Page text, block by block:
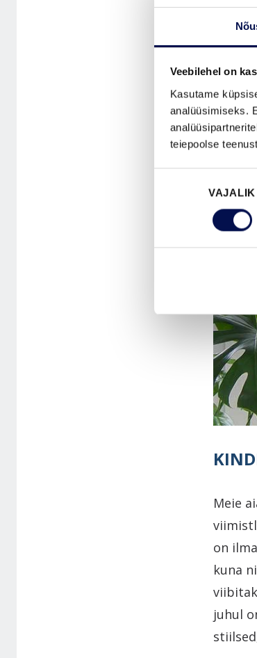
Veebilehel on
Kasutame
analüüsimiseks.
teiepoolse
VAJALIK
Meie
on
kuna
juhul